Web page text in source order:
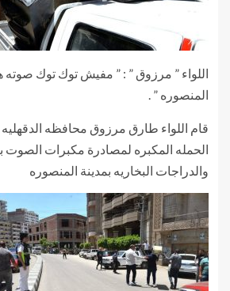
اللواء ” مرزوق ” : ” مفيش توك توك صوته
المنصوره ” .
قام اللواء طارق مرزوق محافظه الدقهليه
الحمله المكبره لمصادرة مكبرات الصوت
والدراجات البخاريه بمدينة المنصوره